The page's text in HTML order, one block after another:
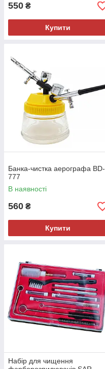
550 ₴
Купити
Банка-чистка аерографа BD-
777
В наявності
560 ₴
Купити
Набір для чищення